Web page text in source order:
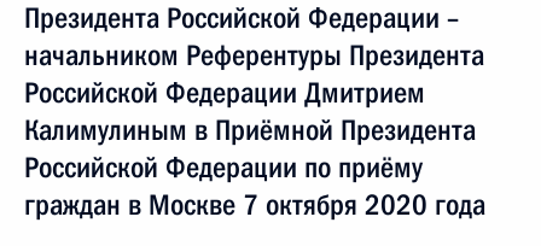
Президента Российской Федерации –
начальником Референтуры Президента
Российской Федерации Дмитрием
Калимулиным в Приёмной Президента
Российской Федерации по приёму
граждан в Москве 7 октября 2020 года